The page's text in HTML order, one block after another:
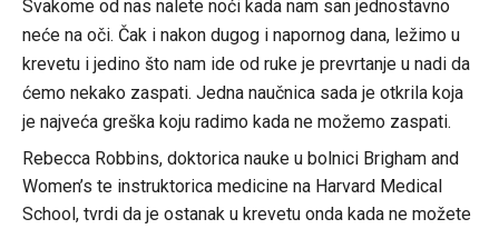
Svakome od nas nalete noći kada nam san jednostavno
neće na oči. Čak i nakon dugog i napornog dana, ležimo u
krevetu i jedino što nam ide od ruke je prevrtanje u nadi da
ćemo nekako zaspati. Jedna naučnica sada je otkrila koja
je najveća greška koju radimo kada ne možemo zaspati.
Rebecca Robbins, doktorica nauke u bolnici Brigham and
Women’s te instruktorica medicine na Harvard Medical
School, tvrdi da je ostanak u krevetu onda kada ne možete